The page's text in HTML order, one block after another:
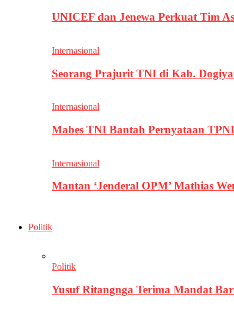
UNICEF dan Jenewa Perkuat Tim
Internasional
Seorang Prajurit TNI di Kab.
Internasional
Mabes TNI Bantah Pernyataan
Internasional
Mantan ‘Jenderal OPM’ Mathias
Politik
Politik
Yusuf Ritangnga Terima Mandat